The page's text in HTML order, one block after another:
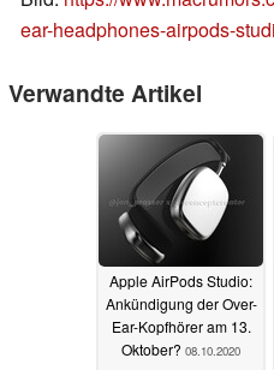
ear-headphones-airpods-
Verwandte Artikel
Apple AirPods Studio:
Ankündigung der Over-
Ear-Kopfhörer am 13.
Oktober? 08.10.2020